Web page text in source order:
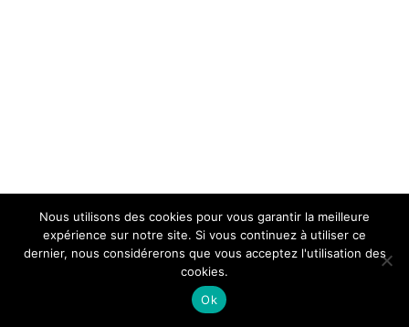
Nous utilisons des cookies pour vous garantir la meilleure
expérience sur notre site. Si vous continuez à utiliser ce
dernier, nous considérerons que vous acceptez l'utilisation des
cookies.
Ok